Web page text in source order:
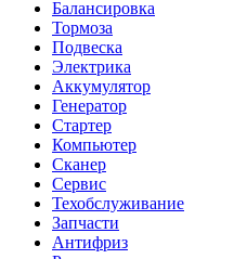
Балансировка
Тормоза
Подвеска
Электрика
Аккумулятор
Генератор
Стартер
Компьютер
Сканер
Сервис
Техобслуживание
Запчасти
Антифриз